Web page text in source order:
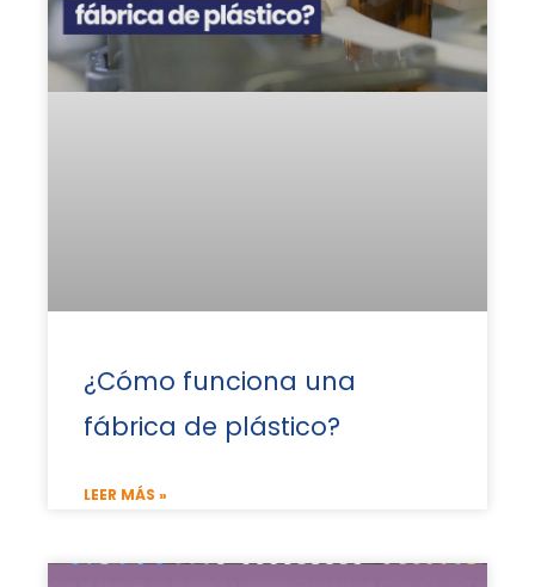
¿Cómo funciona una
fábrica de plástico?
LEER MÁS »